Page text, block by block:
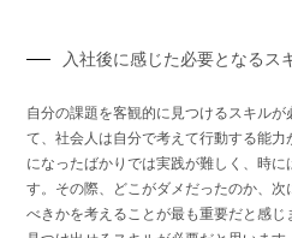
入社後に感じた必要となるス
自分の課題を客観的に見つけるスキル
て、社会人は自分で考えて行動する能力
になったばかりでは実践が難しく、時に
す。その際、どこがダメだったのか、
べきかを考えることが最も重要だと感